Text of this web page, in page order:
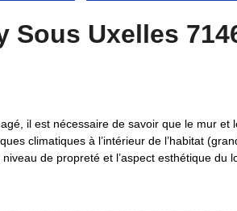
Sous Uxelles
il est nécessaire de savoir que le mur et
climatiques à l’intérieur de l’habitat
de propreté et l’aspect esthétique du